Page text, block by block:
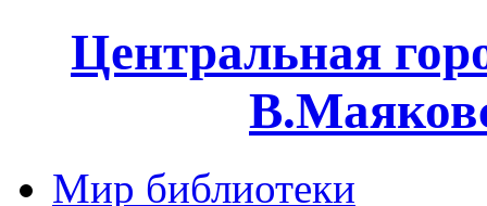
Центральная
Мир библиотеки